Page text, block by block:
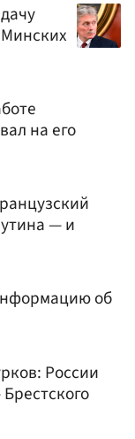
на его
— и
об
России